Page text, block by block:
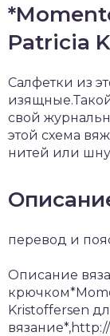
Patricia
Салфетки из
свой
этой схема
нитей или
перевод и
Описание
Kristoffersen